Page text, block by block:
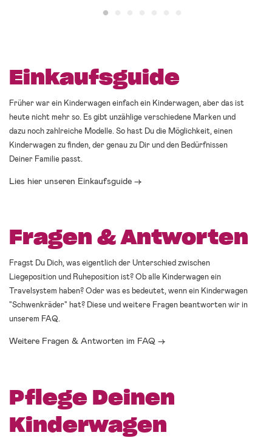
Einkaufsguide
Früher war ein Kinderwagen einfach ein Kinderwagen, aber das ist
heute nicht mehr so. Es gibt unzählige verschiedene Marken und
dazu noch zahlreiche Modelle. So hast Du die Möglichkeit, einen
Kinderwagen zu finden, der genau zu Dir und den Bedürfnissen
Deiner Familie passt.
Lies hier unseren Einkaufsguide →
Fragen & Antworten
Fragst Du Dich, was eigentlich der Unterschied zwischen
Liegeposition und Ruheposition ist? Ob alle Kinderwagen ein
Travelsystem haben? Oder was es bedeutet, wenn ein Kinderwagen
"Schwenkräder" hat? Diese und weitere Fragen beantworten wir in
unserem FAQ.
Weitere Fragen & Antworten im FAQ →
Pflege Deinen
Kinderwagen